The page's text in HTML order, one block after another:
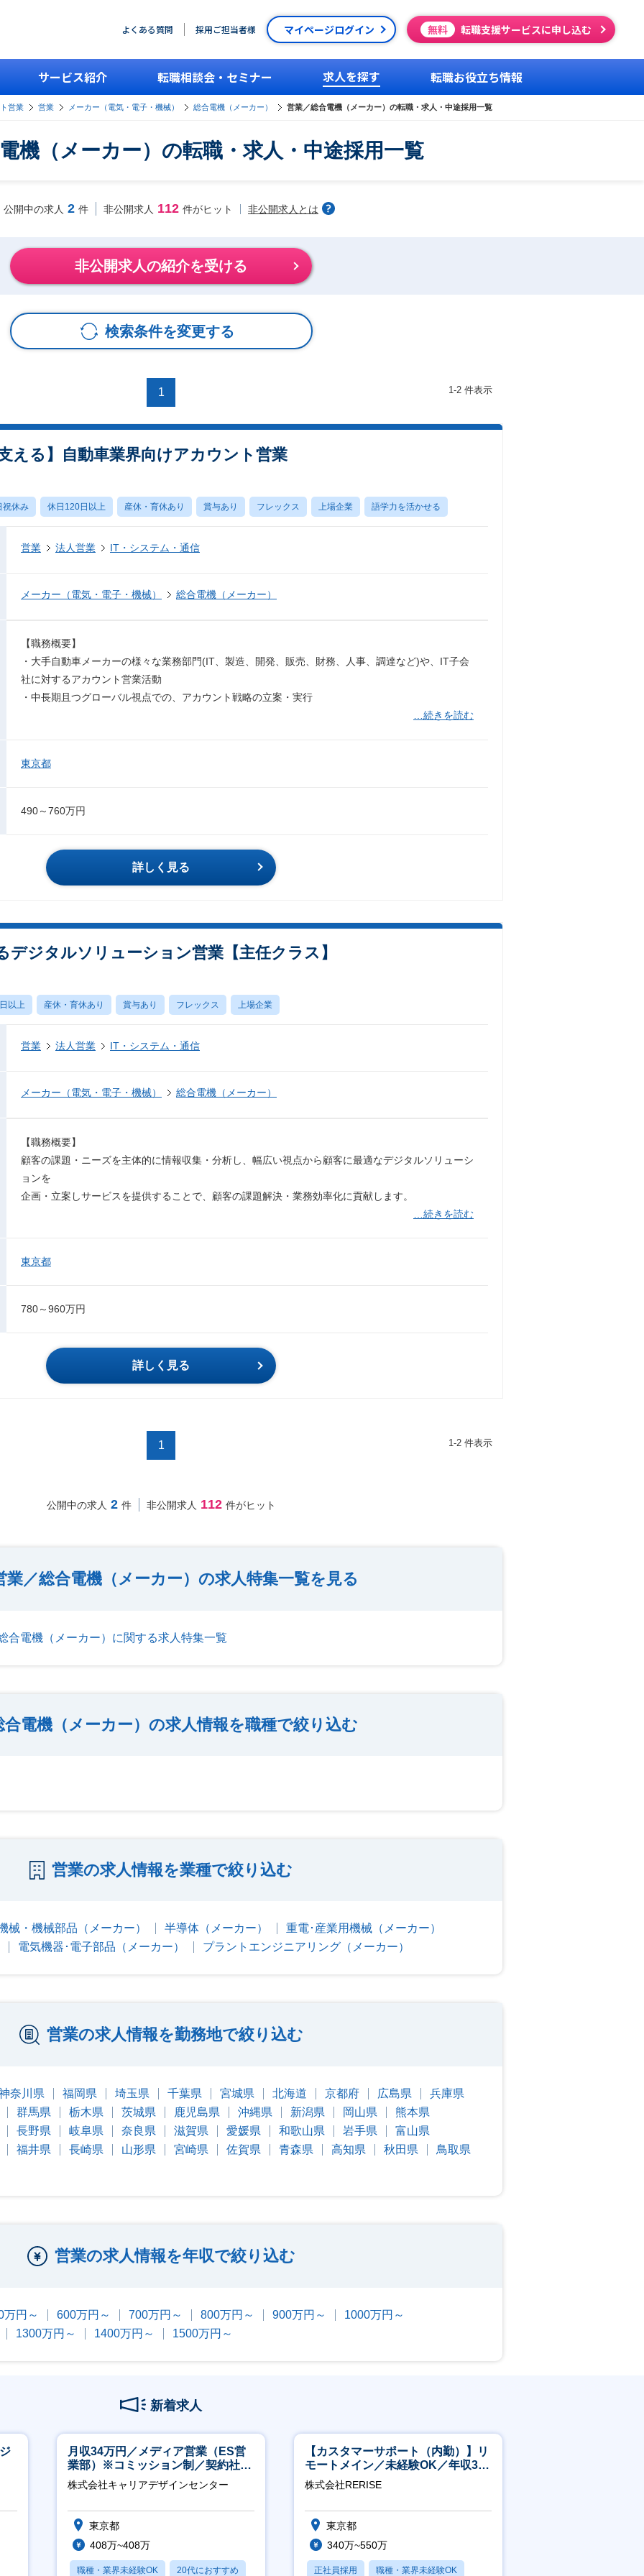
よくある質問 採用ご担当者様 マイページログイン 無料 転職支援サービスに申し込む
サービス紹介 転職相談会・セミナー 求人を探す 転職お役立ち情報
営業 営業 メーカー（電気・電子・機械） 総合電機（メーカー） 営業／総合電機（メーカー）の転職・求人・中途採用一覧
機（メーカー）の転職・求人・中途採用一覧
公開中の求人 2 件 非公開求人 112 件がヒット 非公開求人とは
非公開求人の紹介を受ける
検索条件を変更する
1 1-2 件表示
える】自動車業界向けアカウント営業
祝休み 休日120日以上 産休・育休あり 賞与あり フレックス 上場企業 語学力を活かせる
営業 法人営業 IT・システム・通信
メーカー（電気・電子・機械） 総合電機（メーカー）
【職務概要】
・大手自動車メーカーの様々な業務部門(IT、製造、開発、販売、財務、人事、調達など)や、IT子会
社に対するアカウント営業活動
・中長期且つグローバル視点での、アカウント戦略の立案・実行
…続きを読む
東京都
490～760万円
詳しく見る
デジタルソリューション営業【主任クラス】
以上 産休・育休あり 賞与あり フレックス 上場企業
営業 法人営業 IT・システム・通信
メーカー（電気・電子・機械） 総合電機（メーカー）
【職務概要】
顧客の課題・ニーズを主体的に情報収集・分析し、幅広い視点から顧客に最適なデジタルソリューシ
ョンを
企画・立案しサービスを提供することで、顧客の課題解決・業務効率化に貢献します。
…続きを読む
東京都
780～960万円
詳しく見る
1 1-2 件表示
公開中の求人 2 件 非公開求人 112 件がヒット
業／総合電機（メーカー）の求人特集一覧を見る
合電機（メーカー）に関する求人特集一覧
合電機（メーカー）の求人情報を職種で絞り込む
営業の求人情報を業種で絞り込む
械・機械部品（メーカー） 半導体（メーカー）
重電･産業用機械（メーカー）
電気機器･電子部品（メーカー）
プラントエンジニアリング（メーカー）
営業の求人情報を勤務地で絞り込む
奈川県 福岡県 埼玉県 千葉県 宮城県 北海道 京都府 広島県
兵庫県
群馬県
栃木県 茨城県 鹿児島県 沖縄県 新潟県 岡山県
熊本県
長野県
岐阜県 奈良県 滋賀県 愛媛県 和歌山県 岩手県
富山県
福井県
長崎県 山形県 宮崎県 佐賀県 青森県 高知県 秋田県 鳥取県
営業の求人情報を年収で絞り込む
万円～ 600万円～ 700万円～ 800万円～ 900万円～
1000万円～
1300万円～
1400万円～ 1500万円～
新着求人
月収34万円／メディア営業（ES営
業部）※コミッション制／契約社員
※4年目以降無期化
株式会社キャリアデザインセンター
東京都
408万~408万
職種・業界未経験OK 20代におすすめ
【カスタマーサポート（内勤）】リ
モートメイン／未経験OK／年収340
万～／年間休日125日
株式会社RERISE
東京都
340万~550万
正社員採用 職種・業界未経験OK